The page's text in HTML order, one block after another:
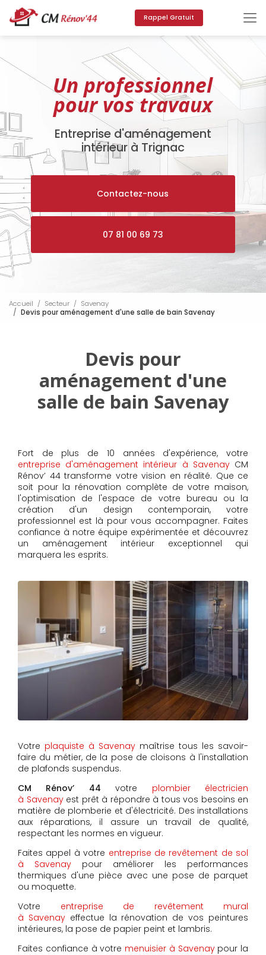
au
contenu
principal
Rappel Gratuit
Un professionnel
pour vos travaux
Entreprise d'aménagement
intérieur à Trignac
Contactez-nous
07 81 00 69 73
Accueil Secteur
Savenay
Devis pour aménagement d'une salle de bain Savenay
Devis pour
aménagement d'une
salle de bain Savenay
Fort de plus de 10 années d'expérience, votre
entreprise d'aménagement intérieur à SavenayCM
Rénov’ 44 transforme votre vision en réalité. Que ce
soit pour la rénovation complète de votre maison,
l'optimisation de l'espace de votre bureau ou la
création d'un design contemporain, votre
professionnel est là pour vous accompagner. Faites
confiance à notre équipe expérimentée et découvrez
un aménagement intérieur exceptionnel qui
marquera les esprits.
Votre plaquiste à Savenay maîtrise tous les savoir-
faire du métier, de la pose de cloisons à l'installation
de plafonds suspendus.
CM Rénov’ 44 votre plombier électricien
à Savenayest prêt à répondre à tous vos besoins en
matière de plomberie et d'électricité. Des installations
aux réparations, il assure un travail de qualité,
respectant les normes en vigueur.
Faites appel à votre entreprise de revêtement de sol
à Savenay pour améliorer les performances
thermiques d'une pièce avec une pose de parquet
ou moquette.
Votre entreprise de revêtement mural
à Savenayeffectue la rénovation de vos peintures
intérieures, la pose de papier peint et lambris.
Faites confiance à votre menuisier à Savenaypour la